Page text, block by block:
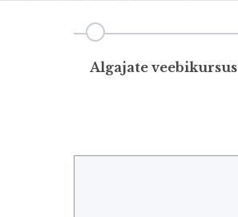
Algajate veebikursus